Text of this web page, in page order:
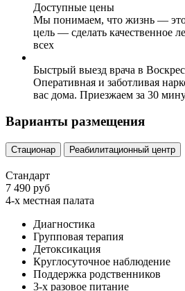
Доступные цены
Мы понимаем, что жизнь — это
цель — сделать качественное
всех
Быстрый выезд врача в
Оперативная и заботливая
вас дома. Приезжаем за 30
Варианты размещения
Стационар Реабилитационный центр
Стандарт
7 490 руб
4-х местная палата
Диагностика
Групповая терапия
Детоксикация
Круглосуточное наблюдение
Поддержка родственников
3-х разовое питание